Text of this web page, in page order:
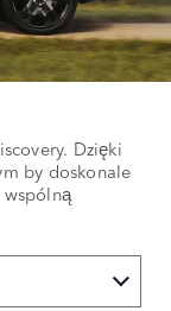
Dzięki
by doskonale